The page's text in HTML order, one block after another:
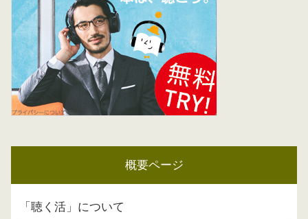
概要ページ
「聴く活」について